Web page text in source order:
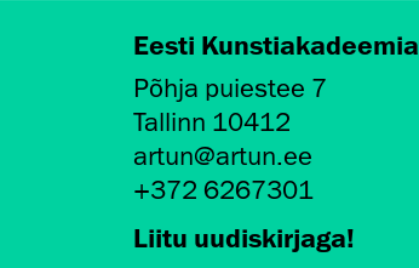
Eesti Kunstiakadeemia
Põhja puiestee 7
Tallinn 10412
artun@artun.ee
+372 6267301
Liitu uudiskirjaga!